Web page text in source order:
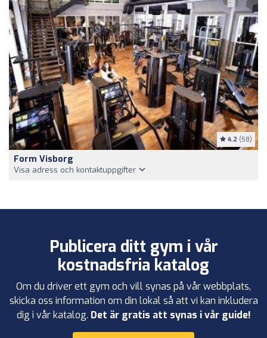
4.2 (58)
Form Visborg
Visa adress och kontaktuppgifter
Publicera ditt gym i vår
kostnadsfria katalog
Om du driver ett gym och vill synas på vår webbplats,
skicka oss information om din lokal så att vi kan inkludera
dig i vår katalog. Det är gratis att synas i vår guide!